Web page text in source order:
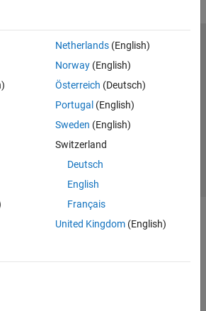
Netherlands(English)
Norway(English)
Österreich (Deutsch)
Portugal (English)
Sweden (English)
Switzerland
Deutsch
English
Français
United Kingdom(English)
Marcas comerciales
Antipiratería
Estado de las aplicaciones
Inc.
Seleccione un país/